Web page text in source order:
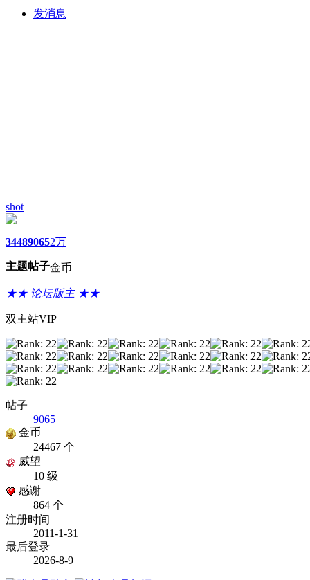
发消息
shot
3448
主题
9065
帖子
2万
金币
★★ 论坛版主 ★★
双主站VIP
帖子
9065
金币
24467 个
威望
10 级
感谢
864 个
注册时间
2011-1-31
最后登录
2026-8-9